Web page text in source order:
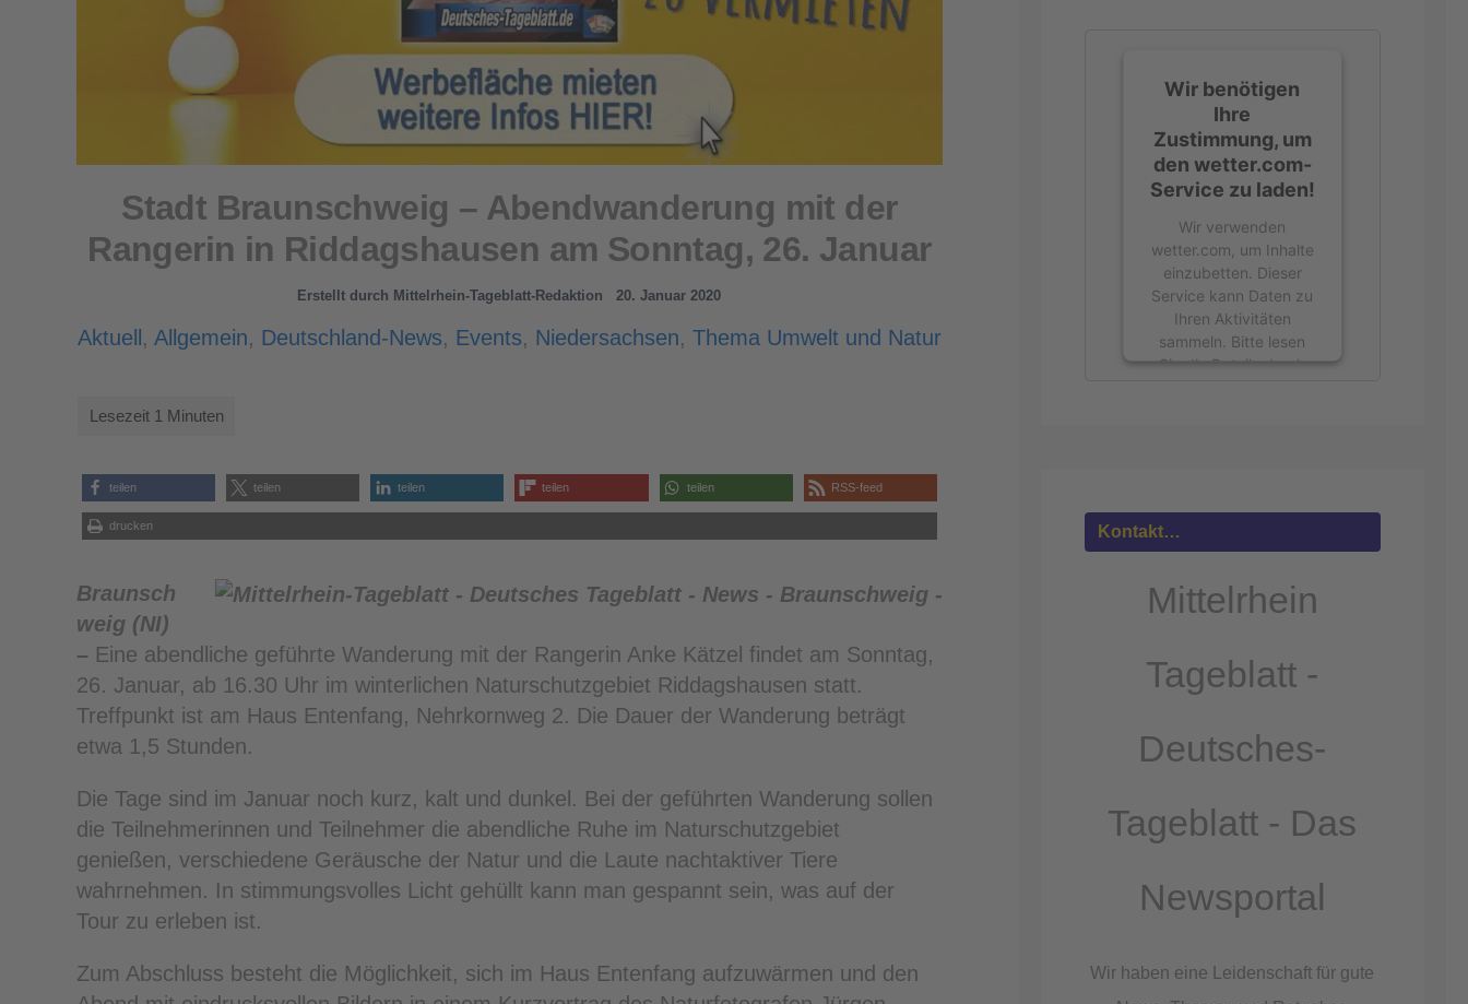
Stadt Braunschweig – Abendwanderung mit der
Rangerin in Riddagshausen am Sonntag, 26. Januar
Erstellt durch Mittelrhein-Tageblatt-Redaktion 20. Januar 2020
Aktuell, Allgemein, Deutschland-News, Events, Niedersachsen, Thema Umwelt und Natur
teilen teilen teilen teilen teilen RSS-feed
drucken
Braunsch
weig (NI)
– Eine abendliche geführte Wanderung mit der Rangerin Anke Kätzel findet am Sonntag,
26. Januar, ab 16.30 Uhr im winterlichen Naturschutzgebiet Riddagshausen statt.
Treffpunkt ist am Haus Entenfang, Nehrkornweg 2. Die Dauer der Wanderung beträgt
etwa 1,5 Stunden.
Die Tage sind im Januar noch kurz, kalt und dunkel. Bei der geführten Wanderung sollen
die Teilnehmerinnen und Teilnehmer die abendliche Ruhe im Naturschutzgebiet
genießen, verschiedene Geräusche der Natur und die Laute nachtaktiver Tiere
wahrnehmen. In stimmungsvolles Licht gehüllt kann man gespannt sein, was auf der
Tour zu erleben ist.
Zum Abschluss besteht die Möglichkeit, sich im Haus Entenfang aufzuwärmen und den
Wir benötigen
Ihre
Zustimmung, um
den wetter.com-
Service zu laden!
Wir verwenden
wetter.com, um Inhalte
einzubetten. Dieser
Service kann Daten zu
Ihren Aktivitäten
sammeln. Bitte lesen
Sie die Details durch
Informationen
powered by
& eRecht24
Kontakt…
Mittelrhein
Tageblatt -
Deutsches-
Tageblatt - Das
Newsportal
Wir haben eine Leidenschaft für gute